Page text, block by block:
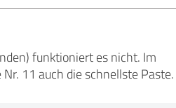
funktioniert es nicht. Im
11 auch die schnellste Paste.